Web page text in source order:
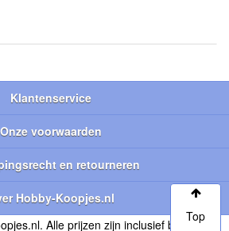
Klantenservice
Onze voorwaarden
en retourneren
Hobby-Koopjes.nl
Alle prijzen zijn inclusief btw.
Top